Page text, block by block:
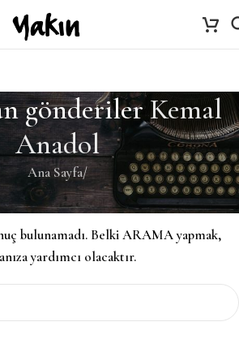
gönderiler Kemal
Anadol
Ana Sayfa/
bulunamadı. Belki ARAMA yapmak,
yardımcı olacaktır.